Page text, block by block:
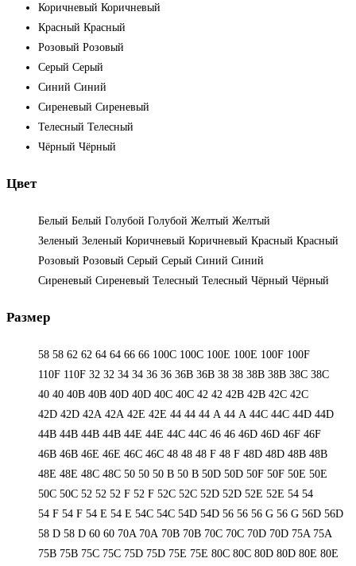
Коричневый Коричневый
Красный Красный
Розовый Розовый
Серый Серый
Синий Синий
Сиреневый Сиреневый
Телесный Телесный
Чёрный Чёрный
Цвет
Белый Белый Голубой Голубой Желтый Желтый
Зеленый Зеленый Коричневый Коричневый Красный Красный
Розовый Розовый Серый Серый Синий Синий
Сиреневый Сиреневый Телесный Телесный Чёрный Чёрный
Размер
58 58 62 62 64 64 66 66 100C 100C 100E 100E 100F 100F
110F 110F 32 32 34 34 36 36 36B 36B 38 38 38B 38B 38С 38С
40 40 40B 40B 40D 40D 40С 40С 42 42 42B 42B 42C 42C
42D 42D 42А 42А 42Е 42Е 44 44 44 А 44 А 44C 44C 44D 44D
44В 44В 44В 44В 44Е 44Е 44С 44С 46 46 46D 46D 46F 46F
46В 46В 46Е 46Е 46С 46С 48 48 48 F 48 F 48D 48D 48В 48В
48Е 48Е 48С 48С 50 50 50 B 50 B 50D 50D 50F 50F 50Е 50Е
50С 50С 52 52 52 F 52 F 52C 52C 52D 52D 52E 52E 54 54
54 F 54 F 54 Е 54 Е 54C 54C 54D 54D 56 56 56 G 56 G 56D 56D
58 D 58 D 60 60 70A 70A 70B 70B 70C 70C 70D 70D 75A 75A
75B 75B 75C 75C 75D 75D 75E 75E 80C 80C 80D 80D 80E 80E